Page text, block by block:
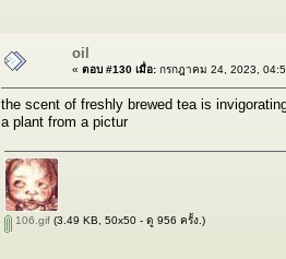
oil
« ตอบ #130 เมื่อ: กรกฎาคม 24, 2023,
the scent of freshly brewed tea is
a plant from a pictur
106.gif (3.49 KB, 50x50 - ดู 956 ครั้ง.)